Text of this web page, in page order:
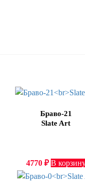
Браво-21
Slate Art
4770 ₽ В